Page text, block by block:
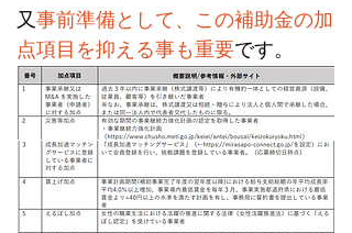
又事前準備として、この補助金の加
点項目を抑える事も重要です。